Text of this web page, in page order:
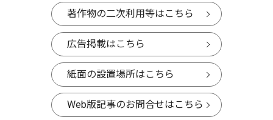
著作物の二次利用等はこちら
広告掲載はこちら
紙面の設置場所はこちら
Web版記事のお問合せはこちら